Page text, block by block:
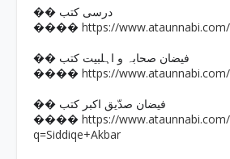
�� درسی کتب
���� https://
�� فیضان صحابہ و اہلبیت کتب
���� https://
�� فیضان صدّیق اکبر کتب
���� https://
q=Siddiqe+Akbar